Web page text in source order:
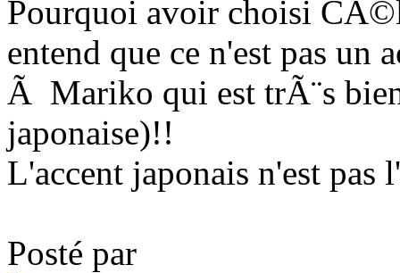
Pourquoi avoir choisi
entend que ce n'est pas un
Ã Mariko qui est trÃ¨s
japonaise)!!
L'accent japonais n'est pas
Posté par